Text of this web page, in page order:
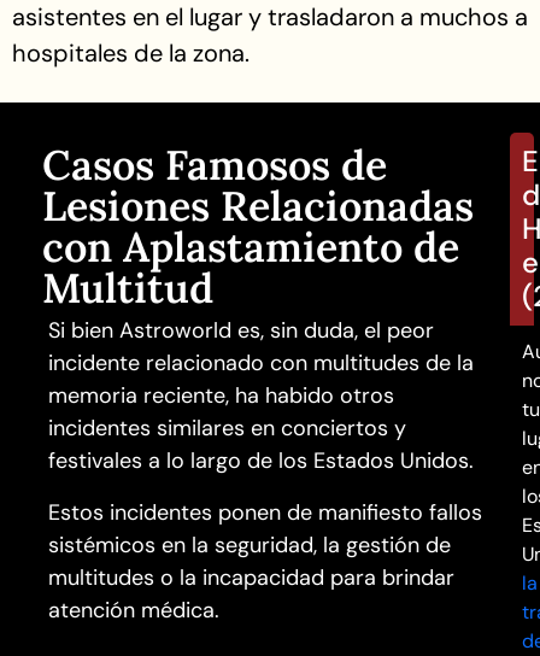
asistentes en el lugar y trasladaron a muchos a
hospitales de la zona.
Casos Famosos de
Lesiones Relacionadas
con Aplastamiento de
Multitud
Si bien Astroworld es, sin duda, el peor
incidente relacionado con multitudes de la
memoria reciente, ha habido otros
incidentes similares en conciertos y
festivales a lo largo de los Estados Unidos.
Estos incidentes ponen de manifiesto fallos
sistémicos en la seguridad, la gestión de
multitudes o la incapacidad para brindar
atención médica.
la